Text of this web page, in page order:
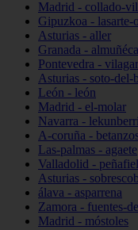
Madrid - collado-
Gipuzkoa - lasarte-
Asturias - aller
Granada -
Pontevedra -
Asturias - soto-del-
León - león
Madrid - el-molar
Navarra - lekunberri
A-coruña -
Las-palmas - agaete
Valladolid - peñafiel
Asturias -
álava - asparrena
Zamora - fuentes-
Madrid - móstoles